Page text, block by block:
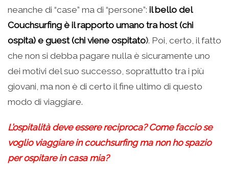
neanche di “case” ma di “persone”: il bello del
Couchsurfing è il rapporto umano tra host (chi
ospita) e guest (chi viene ospitato). Poi, certo, il fatto
che non si debba pagare nulla è sicuramente uno
dei motivi del suo successo, soprattutto tra i più
giovani, ma non è di certo il fine ultimo di questo
modo di viaggiare.
L’ospitalità deve essere reciproca? Come faccio se
voglio viaggiare in couchsurfing ma non ho spazio
per ospitare in casa mia?